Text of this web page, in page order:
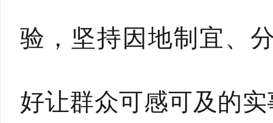
验，坚持因地制宜、
好让群众可感可及的